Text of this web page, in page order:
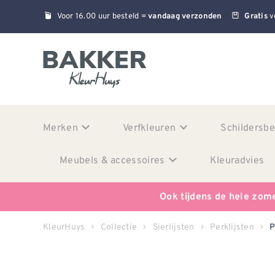
Voor 16.00 uur besteld =vandaag verzonden Gratis
Merken Verfkleuren
Meubels & accessoires Kleuradvies
Ook tijdens de hele
KleurHuys Collectie Sierlijsten Perklijsten